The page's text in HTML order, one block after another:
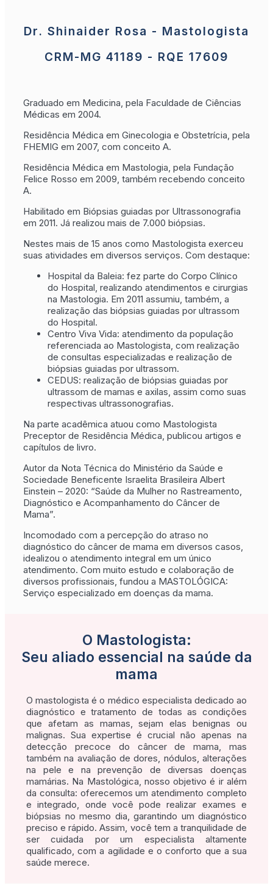
Dr. Shinaider Rosa - Mastologista
CRM-MG 41189 - RQE 17609
Graduado em Medicina, pela Faculdade de Ciências
Médicas em 2004.
Residência Médica em Ginecologia e Obstetrícia, pela
FHEMIG em 2007, com conceito A.
Residência Médica em Mastologia, pela Fundação
Felice Rosso em 2009, também recebendo conceito
A.
Habilitado em Biópsias guiadas por Ultrassonografia
em 2011. Já realizou mais de 7.000 biópsias.
Nestes mais de 15 anos como Mastologista exerceu
suas atividades em diversos serviços. Com destaque:
Hospital da Baleia: fez parte do Corpo Clínico
do Hospital, realizando atendimentos e cirurgias
na Mastologia. Em 2011 assumiu, também, a
realização das biópsias guiadas por ultrassom
do Hospital.
Centro Viva Vida: atendimento da população
referenciada ao Mastologista, com realização
de consultas especializadas e realização de
biópsias guiadas por ultrassom.
CEDUS: realização de biópsias guiadas por
ultrassom de mamas e axilas, assim como suas
respectivas ultrassonografias.
Na parte acadêmica atuou como Mastologista
Preceptor de Residência Médica, publicou artigos e
capítulos de livro.
Autor da Nota Técnica do Ministério da Saúde e
Sociedade Beneficente Israelita Brasileira Albert
Einstein – 2020: “Saúde da Mulher no Rastreamento,
Diagnóstico e Acompanhamento do Câncer de
Mama”.
Incomodado com a percepção do atraso no
diagnóstico do câncer de mama em diversos casos,
idealizou o atendimento integral em um único
atendimento. Com muito estudo e colaboração de
diversos profissionais, fundou a MASTOLÓGICA:
Serviço especializado em doenças da mama.
O Mastologista:
Seu aliado essencial na saúde da
mama
O mastologista é o médico especialista dedicado ao
diagnóstico e tratamento de todas as condições
que afetam as mamas, sejam elas benignas ou
malignas. Sua expertise é crucial não apenas na
detecção precoce do câncer de mama, mas
também na avaliação de dores, nódulos, alterações
na pele e na prevenção de diversas doenças
mamárias. Na Mastológica, nosso objetivo é ir além
da consulta: oferecemos um atendimento completo
e integrado, onde você pode realizar exames e
biópsias no mesmo dia, garantindo um diagnóstico
preciso e rápido. Assim, você tem a tranquilidade de
ser cuidada por um especialista altamente
qualificado, com a agilidade e o conforto que a sua
saúde merece.